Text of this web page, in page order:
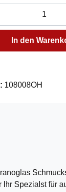
Gib den
In den
108008OH
Ihr Spezialst für